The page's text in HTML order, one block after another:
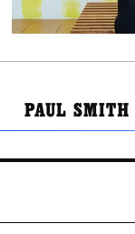
PAUL SMITH